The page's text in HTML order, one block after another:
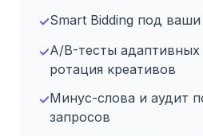
✓Smart Bidding под ваши
✓A/B-тесты адаптивных
ротация креативов
✓Минус-слова и аудит
запросов